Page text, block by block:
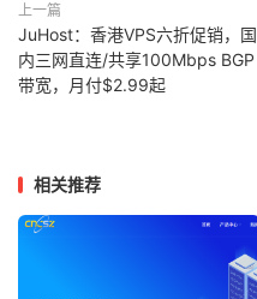
上一篇
JuHost：香港VPS六折促销，国
内三网直连/共享100Mbps BGP
带宽，月付$2.99起
相关推荐